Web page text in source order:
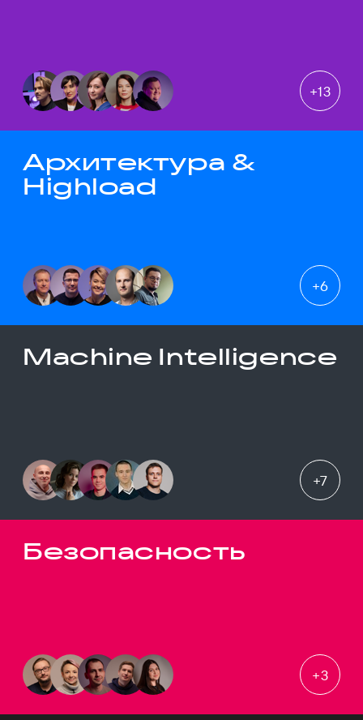
+13
Архитектура &
Highload
+6
Machine Intelligence
+7
Безопасность
+3